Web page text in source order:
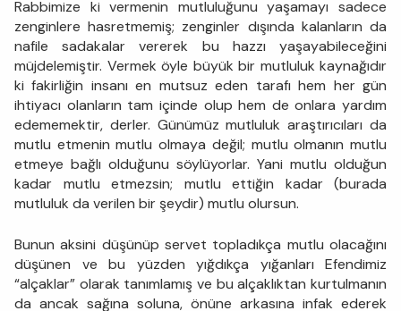
Rabbimize ki vermenin mutluluğunu yaşamayı sadece
zenginlere hasretmemiş; zenginler dışında kalanların da
nafile sadakalar vererek bu hazzı yaşayabileceğini
müjdelemiştir. Vermek öyle büyük bir mutluluk kaynağıdır
ki fakirliğin insanı en mutsuz eden tarafı hem her gün
ihtiyacı olanların tam içinde olup hem de onlara yardım
edememektir, derler. Günümüz mutluluk araştırıcıları da
mutlu etmenin mutlu olmaya değil; mutlu olmanın mutlu
etmeye bağlı olduğunu söylüyorlar. Yani mutlu olduğun
kadar mutlu etmezsin; mutlu ettiğin kadar (burada
mutluluk da verilen bir şeydir) mutlu olursun.
Bunun aksini düşünüp servet topladıkça mutlu olacağını
düşünen ve bu yüzden yığdıkça yığanları Efendimiz
“alçaklar” olarak tanımlamış ve bu alçaklıktan kurtulmanın
da ancak sağına soluna, önüne arkasına infak ederek